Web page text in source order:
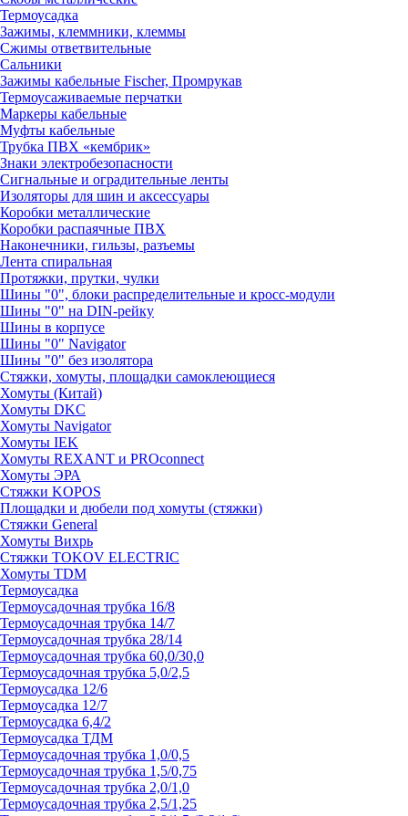
Термоусадка
Зажимы, клеммники, клеммы
Сжимы ответвительные
Сальники
Зажимы кабельные Fischer, Промрукав
Термоусаживаемые перчатки
Маркеры кабельные
Муфты кабельные
Трубка ПВХ «кембрик»
Знаки электробезопасности
Сигнальные и оградительные ленты
Изоляторы для шин и аксессуары
Коробки металлические
Коробки распаячные ПВХ
Наконечники, гильзы, разъемы
Лента спиральная
Протяжки, прутки, чулки
Шины "0", блоки распределительные и кросс-модули
Шины "0" на DIN-рейку
Шины в корпусе
Шины "0" Navigator
Шины "0" без изолятора
Стяжки, хомуты, площадки самоклеющиеся
Хомуты (Китай)
Хомуты DKC
Хомуты Navigator
Хомуты IEK
Хомуты REXANT и PROconnect
Хомуты ЭРА
Стяжки KOPOS
Площадки и дюбели под хомуты (стяжки)
Стяжки General
Хомуты Вихрь
Стяжки TOKOV ELECTRIC
Хомуты TDM
Термоусадка
Термоусадочная трубка 16/8
Термоусадочная трубка 14/7
Термоусадочная трубка 28/14
Термоусадочная трубка 60,0/30,0
Термоусадочная трубка 5,0/2,5
Термоусадка 12/6
Термоусадка 12/7
Термоусадка 6,4/2
Термоусадка ТДМ
Термоусадочная трубка 1,0/0,5
Термоусадочная трубка 1,5/0,75
Термоусадочная трубка 2,0/1,0
Термоусадочная трубка 2,5/1,25